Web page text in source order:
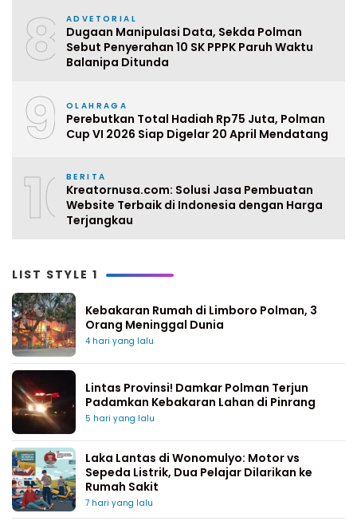
8 ADVETORIAL
Dugaan Manipulasi Data, Sekda Polman
Sebut Penyerahan 10 SK PPPK Paruh Waktu
Balanipa Ditunda
9 OLAHRAGA
Perebutkan Total Hadiah Rp75 Juta, Polman
Cup VI 2026 Siap Digelar 20 April Mendatang
10BERITA
Kreatornusa.com: Solusi Jasa Pembuatan
Website Terbaik di Indonesia dengan Harga
Terjangkau
LIST STYLE 1
Kebakaran Rumah di Limboro Polman, 3
Orang Meninggal Dunia
4 hari yang lalu
Lintas Provinsi! Damkar Polman Terjun
Padamkan Kebakaran Lahan di Pinrang
5 hari yang lalu
Laka Lantas di Wonomulyo: Motor vs
Sepeda Listrik, Dua Pelajar Dilarikan ke
Rumah Sakit
7 hari yang lalu